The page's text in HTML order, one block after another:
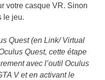
votre casque VR. Sinon
le jeu.
Quest (en Link/ Virtual
Quest, cette étape
avec l’outil Oculus
V et en activant le